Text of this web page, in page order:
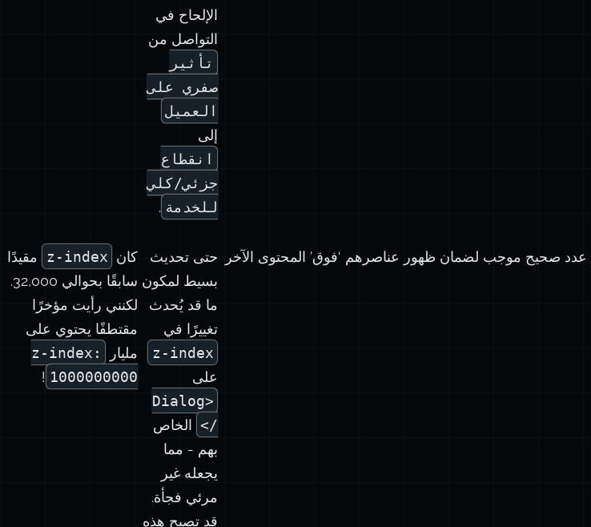
الإلحاح في
التواصل من
تأثير
صفري على
العميل
إلى
انقطاع
جزئي/كلي
للخدمة .
عدد صحيح موجب لضمان ظهور عناصرهم ‘فوق’ المحتوى الآخر
حتى تحديث
بسيط لمكون
ما قد يُحدث
تغييرًا في
z-index
على
<Dialog
/> الخاص
بهم - مما
يجعله غير
مرئي فجأة.
قد تصبح هذه
كان z-index
مقيدًا
سابقًا بحوالي 32,000.
لكنني رأيت مؤخرًا
مقتطفًا يحتوي على
مليار
z-index:
1000000000
!